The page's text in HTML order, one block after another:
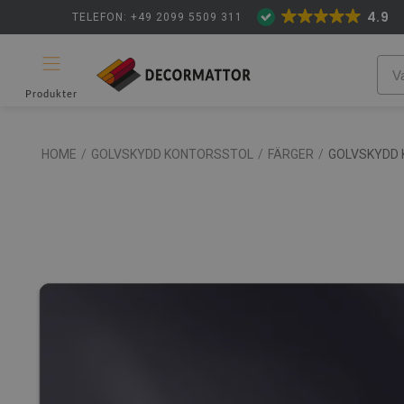
TELEFON: +49 2099 5509 311 4.9
Produkter
HOME / GOLVSKYDD KONTORSSTOL / FÄRGER /